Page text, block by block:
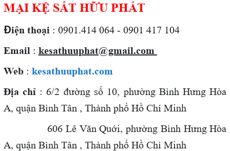
MẠI KỆ SẮT HỮU PHÁT
Điện thoại : 0901.414 064 - 0901 417 104
Email : kesathuuphat@gmail.com
Web : kesathuuphat.com
Địa chỉ : 6/2 đường số 10, phường Bình Hưng Hòa
A, quận Bình Tân , Thành phố Hồ Chí Minh
606 Lê Văn Quới, phường Bình Hưng Hòa
A, quận Bình Tân , Thành phố Hồ Chí Minh